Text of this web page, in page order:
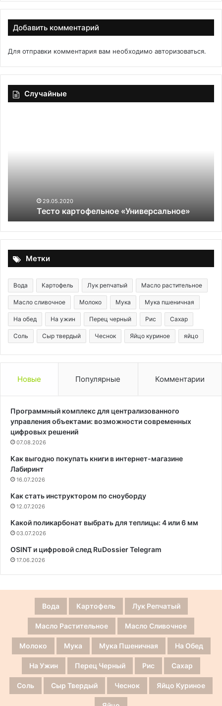
Добавить комментарий
Для отправки комментария вам необходимо авторизоваться.
Случайные
29.05.2020
Тесто картофельное «Универсальное»
Метки
Вода Картофель Лук репчатый Масло растительное
Масло сливочное Молоко Мука Мука пшеничная
На обед На ужин Перец черный Рис Сахар
Соль Сыр твердый Чеснок Яйцо куриное яйцо
Новые Популярные Комментарии
Программный комплекс для централизованного
управления объектами: возможности современных
цифровых решений
07.08.2026
Как выгодно покупать книги в интернет-магазине
Лабиринт
16.07.2026
Как стать инструктором по сноуборду
12.07.2026
Какой поликарбонат выбрать для теплицы: 4 или 6 мм
03.07.2026
OSINT и цифровой след RuDossier Telegram
17.06.2026
Вода Картофель Лук Репчатый
Масло Растительное Масло Сливочное
Молоко Мука Мука Пшеничная На Обед
На Ужин Перец Черный Рис Сахар
Соль Сыр Твердый Чеснок Яйцо Куриное